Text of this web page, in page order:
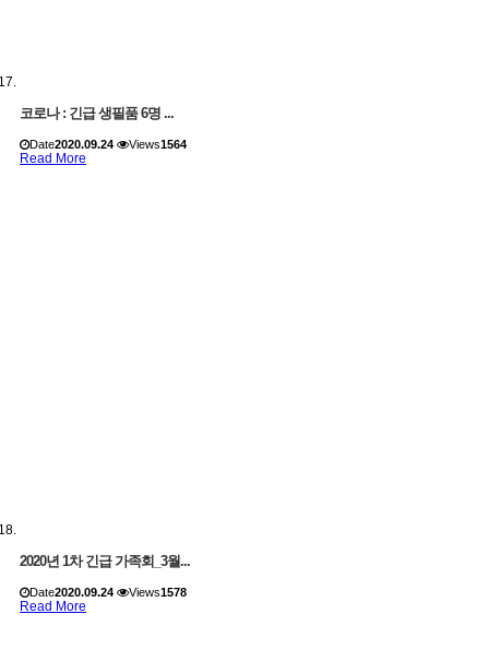
코로나 : 긴급 생필품 6명 ...
Date2020.09.24 Views1564
Read More
2020년 1차 긴급 가족회_3월...
Date2020.09.24 Views1578
Read More